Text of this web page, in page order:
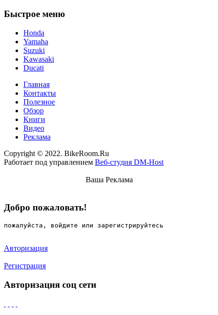
Быстрое меню
Honda
Yamaha
Suzuki
Kawasaki
Ducati
Главная
Контакты
Полезное
Обзор
Книги
Видео
Реклама
Copyright © 2022. BikeRoom.Ru
Работает под управлением Веб-студия DM-Host
Ваша Реклама
Добро пожаловать!
пожалуйста, войдите или зарегистрируйтесь
Авторизация
Регистрация
Авторизация соц сети